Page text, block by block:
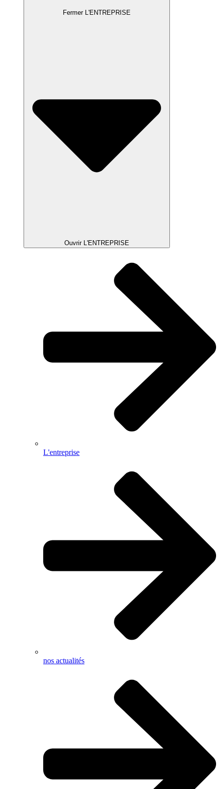
Fermer L'ENTREPRISE
Ouvrir L'ENTREPRISE
L'entreprise
nos actualités